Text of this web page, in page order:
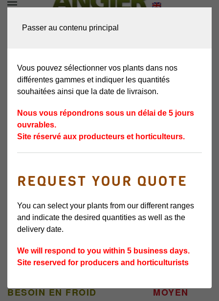
Passer au contenu principal
ROVADA
VARIÉTÉ TARDIVE
GRAPPE
★★★★
COULEUR DU FRUIT
ROUGE
BESOIN EN FROID
MOYEN
DEMANDEZ VOTRE
Vous pouvez sélectionner vos plants dans nos
différentes gammes et indiquer les quantités
souhaitées ainsi que la date de livraison.
Nous vous répondrons sous un délai de 5 jours
ouvrables.
Site réservé aux producteurs et horticulteurs.
REQUEST YOUR QUOTE
You can select your plants from our different ranges
and indicate the desired quantities as well as the
delivery date.
We will respond to you within 5 business days.
Site reserved for producers and horticulturists